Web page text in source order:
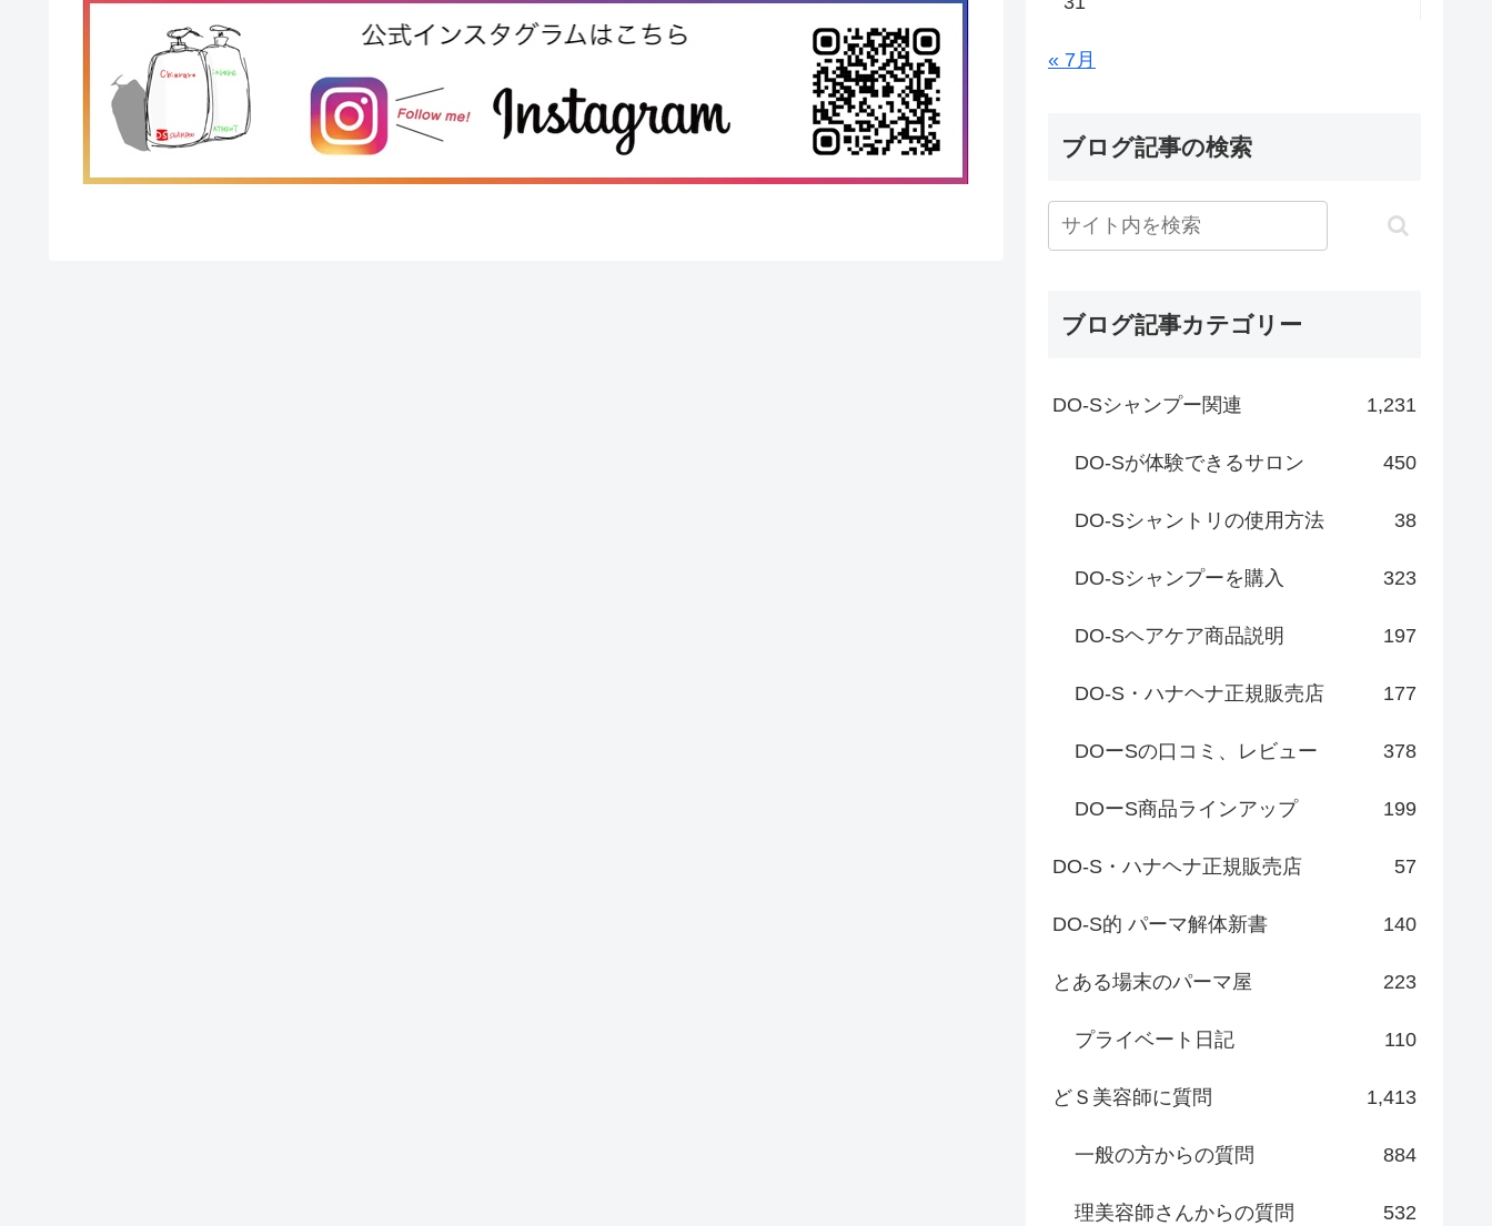
« 7月
ブログ記事の検索
ブログ記事カテゴリー
DO-Sシャンプー関連 1,231
DO-Sが体験できるサロン 450
DO-Sシャントリの使用方法 38
DO-Sシャンプーを購入 323
DO-Sヘアケア商品説明 197
DO-S・ハナヘナ正規販売店 177
DOーSの口コミ、レビュー 378
DOーS商品ラインアップ 199
DO-S・ハナヘナ正規販売店 57
DO-S的 パーマ解体新書 140
とある場末のパーマ屋 223
プライベート日記 110
どＳ美容師に質問 1,413
一般の方からの質問 884
理美容師さんからの質問 532